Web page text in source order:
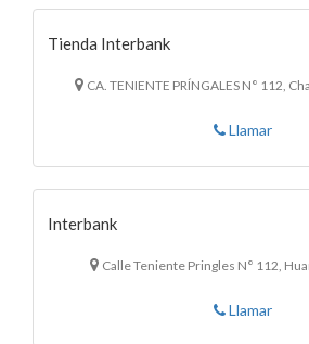
Tienda Interbank
CA. TENIENTE PRÍNGALES N° 112,
Llamar
Interbank
Calle Teniente Pringles N° 112,
Llamar